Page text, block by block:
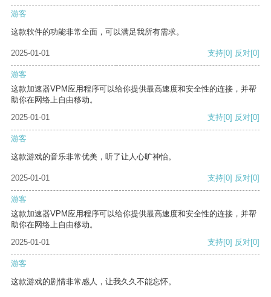
游客
这款软件的功能非常全面，可以满足我所有需求。
2025-01-01 支持[0] 反对[0]
游客
这款加速器VPM应用程序可以给你提供最高速度和安全性的连接，并帮
助你在网络上自由移动。
2025-01-01
支持[0] 反对[0]
游客
这款游戏的音乐非常优美，听了让人心旷神怡。
2025-01-01 支持[0] 反对[0]
游客
这款加速器VPM应用程序可以给你提供最高速度和安全性的连接，并帮
助你在网络上自由移动。
2025-01-01
支持[0] 反对[0]
游客
这款游戏的剧情非常感人，让我久久不能忘怀。